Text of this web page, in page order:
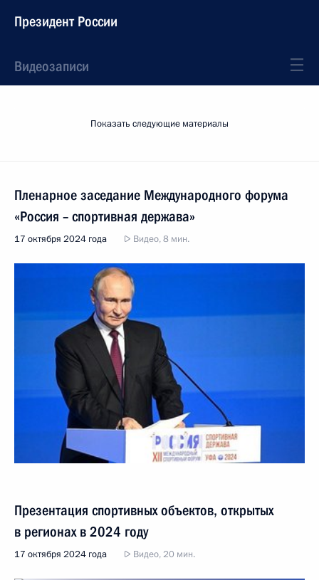
Президент России
Видеозаписи
Показать следующие материалы
Пленарное заседание Международного форума
«Россия – спортивная держава»
17 октября 2024 года Видео, 8 мин.
Презентация спортивных объектов, открытых
в регионах в 2024 году
17 октября 2024 года Видео, 20 мин.